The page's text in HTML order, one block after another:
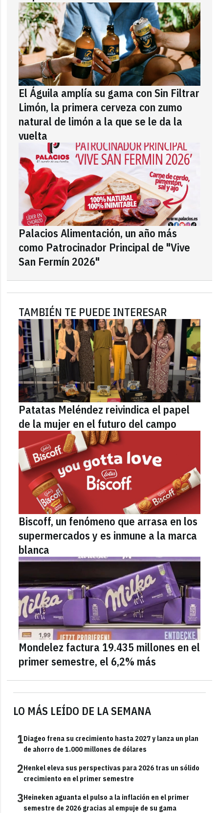
LO MÁS LEÍDO DE LA SEMANA
1Diageo frena su crecimiento hasta 2027 y lanza un plan
de ahorro de 1.000 millones de dólares
2Henkel eleva sus perspectivas para 2026 tras un sólido
crecimiento en el primer semestre
3Heineken aguanta el pulso a la inflación en el primer
semestre de 2026 gracias al empuje de su gama
El Águila amplía su gama con Sin Filtrar
Limón, la primera cerveza con zumo
natural de limón a la que se le da la
vuelta
Palacios Alimentación, un año más
como Patrocinador Principal de "Vive
San Fermín 2026"
TAMBIÉN TE PUEDE INTERESAR
Patatas Meléndez reivindica el papel
de la mujer en el futuro del campo
Biscoff, un fenómeno que arrasa en los
supermercados y es inmune a la marca
blanca
Mondelez factura 19.435 millones en el
primer semestre, el 6,2% más